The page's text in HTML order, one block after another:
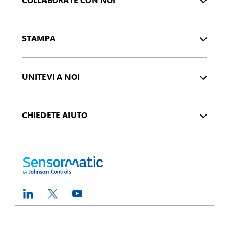
STAMPA
UNITEVI A NOI
CHIEDETE AIUTO